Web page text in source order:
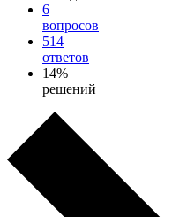
6
вопросов
514
ответов
14%
решений